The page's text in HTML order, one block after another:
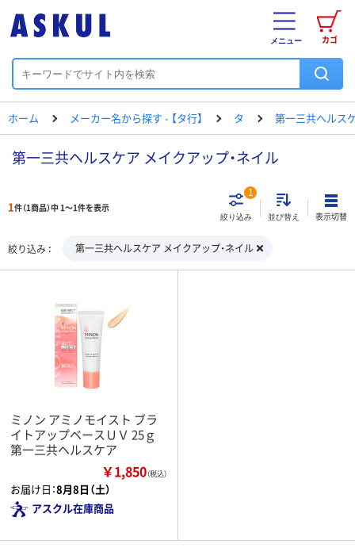
カゴ
メニュー
ホーム メーカー名から探す - 【タ行】 タ 第一三共ヘルス
第一三共ヘルスケア メイクアップ・ネイル
1件（1商品）中 1～1件を表示
絞り込み
1
並び替え 表示切替
絞り込み 第一三共ヘルスケア メイクアップ・ネイル
ミノン アミノモイスト ブラ
イトアップベースＵＶ 25ｇ
第一三共ヘルスケア
￥1,850（税込）
お届け日：8月8日（土）
アスクル在庫商品